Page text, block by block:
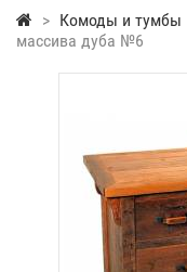
> Комоды и тумбы
массива дуба №6